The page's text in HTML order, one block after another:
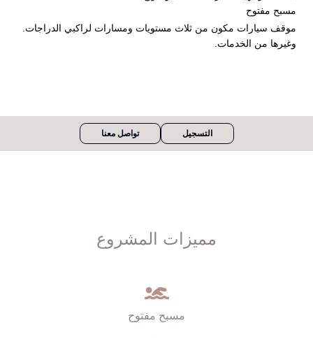
مسبح مفتوح
موقف سيارات مكون من ثلاث مستويات ومسارات لراكبي الدراجات.
وغيرها من الخدمات.
التسجيل تواصل معنا
مميزات المشروع
مسبح مفتوح